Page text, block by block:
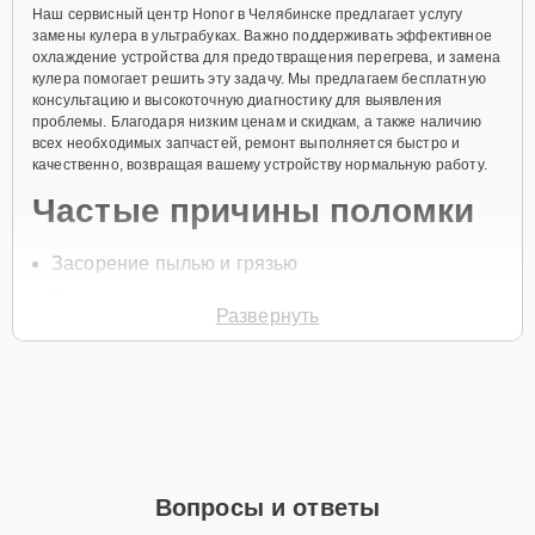
Наш сервисный центр Honor в Челябинске предлагает услугу
замены кулера в ультрабуках. Важно поддерживать эффективное
охлаждение устройства для предотвращения перегрева, и замена
кулера помогает решить эту задачу. Мы предлагаем бесплатную
консультацию и высокоточную диагностику для выявления
проблемы. Благодаря низким ценам и скидкам, а также наличию
всех необходимых запчастей, ремонт выполняется быстро и
качественно, возвращая вашему устройству нормальную работу.
Частые причины поломки
Засорение пылью и грязью
Перегрев устройства
диагностику или обслуживание.
Развернуть
Вопросы и ответы